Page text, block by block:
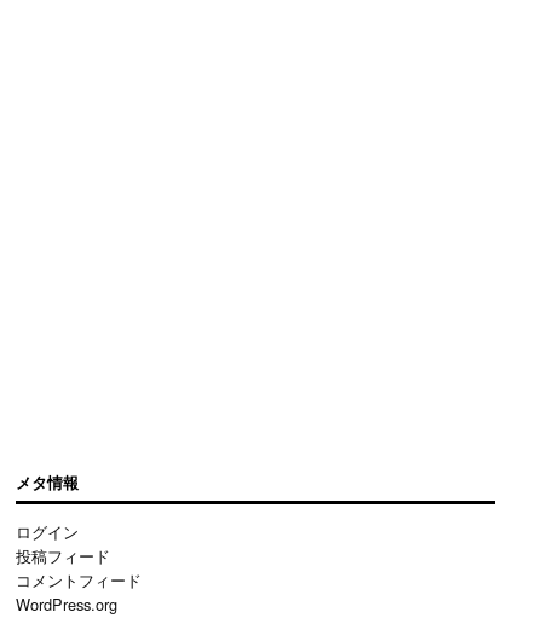
メタ情報
ログイン
投稿フィード
コメントフィード
WordPress.org